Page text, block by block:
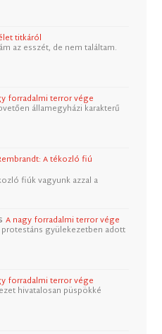
titkáról
az esszét, de nem találtam.
forradalmi terror vége
államegyházi karakterű
A tékozló fiú
fiúk vagyunk azzal a
A nagy forradalmi terror vége
gyülekezetben adott
forradalmi terror vége
hivatalosan püspökké